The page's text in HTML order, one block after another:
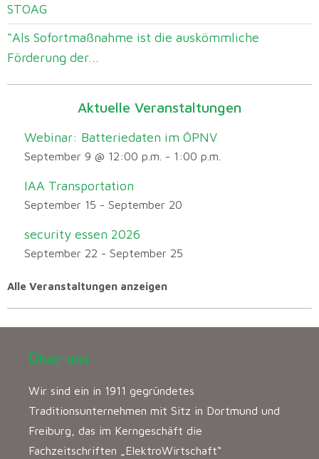
STOAG
“Als Sofortmaßnahme ist die auskömmliche
Förderung der...
Aktuelle Veranstaltungen
Webinar: Batteriedaten im ÖPNV
September 9 @ 12:00 p.m. - 1:00 p.m.
IAA Transportation
September 15 - September 20
security essen 2026
September 22 - September 25
Alle Veranstaltungen anzeigen
Über uns
Wir sind ein in 1911 gegründetes
Traditionsunternehmen mit Sitz in Dortmund und
Freiburg, das im Kerngeschäft die
Fachzeitschriften „ElektroWirtschaft“